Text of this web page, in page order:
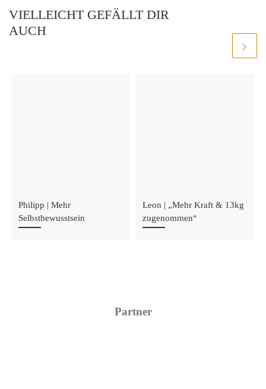
VIELLEICHT GEFÄLLT DIR
AUCH
Philipp | Mehr
Selbstbewusstsein
Leon | „Mehr Kraft & 13kg
zugenommen“
Partner